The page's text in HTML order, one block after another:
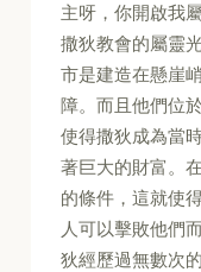
主呀，你開啟我
撒狄教會的屬靈
市是建造在懸崖
障。而且他們位
使得撒狄成為當
著巨大的財富。
的條件，這就使
人可以擊敗他們
狄經歷過無數次